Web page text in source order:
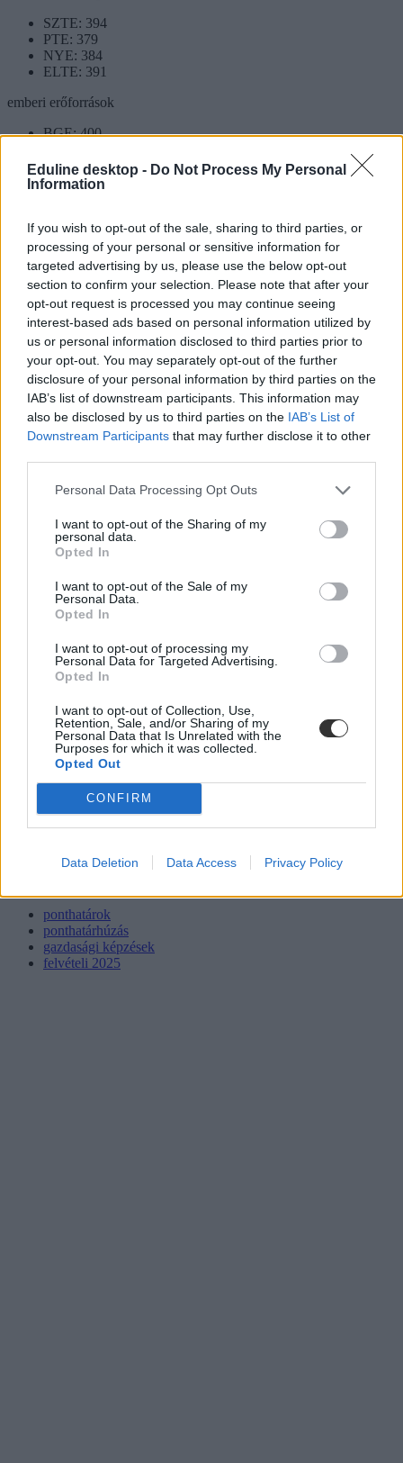
Eduline desktop - Do Not Process My Personal
Information
If you wish to opt-out of the sale, sharing to third parties, or
processing of your personal or sensitive information for
targeted advertising by us, please use the below opt-out
section to confirm your selection. Please note that after your
opt-out request is processed you may continue seeing
interest-based ads based on personal information utilized by
us or personal information disclosed to third parties prior to
your opt-out. You may separately opt-out of the further
disclosure of your personal information by third parties on the
IAB’s list of downstream participants. This information may
also be disclosed by us to third parties on the IAB’s List of
Downstream Participants that may further disclose it to other
Personal Data Processing Opt Outs
I want to opt-out of the Sharing of my
personal data.
Opted In
I want to opt-out of the Sale of my
Personal Data.
Opted In
I want to opt-out of processing my
Personal Data for Targeted Advertising.
Opted In
I want to opt-out of Collection, Use,
Retention, Sale, and/or Sharing of my
Personal Data that Is Unrelated with the
Purposes for which it was collected.
Opted Out
CONFIRM
Data Deletion Data Access Privacy Policy
SZTE: 394
PTE: 379
NYE: 384
ELTE: 391
emberi erőforrások
BGE: 400
MATE: 366
ME: 392
ponthatárok
ponthatárhúzás
gazdasági képzések
felvételi 2025